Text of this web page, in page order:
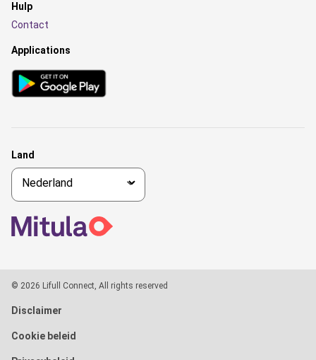
Hulp
Contact
Applications
Land
© 2026 Lifull Connect, All rights reserved
Disclaimer
Cookie beleid